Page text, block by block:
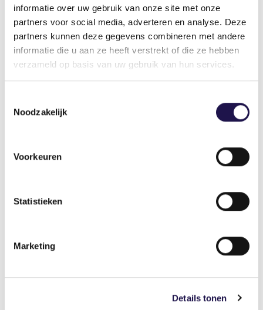
informatie over uw gebruik van onze site met onze
partners voor social media, adverteren en analyse. Deze
partners kunnen deze gegevens combineren met andere
informatie die u aan ze heeft verstrekt of die ze hebben
verzameld op basis van uw gebruik van hun services.
Noodzakelijk
Voorkeuren
Statistieken
Marketing
Details tonen
Gerelateerde artikelen
Cijfers & trends
periode 7 2026 (week 25-28, 15 juni –
In periode 7 daalde het aantal uren met 4%